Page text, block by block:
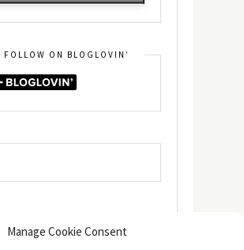
Manage Cookie Consent
FOLLOW ON BLOGLOVIN’